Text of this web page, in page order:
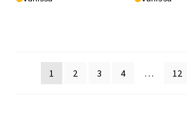
1 2 3 4 … 12